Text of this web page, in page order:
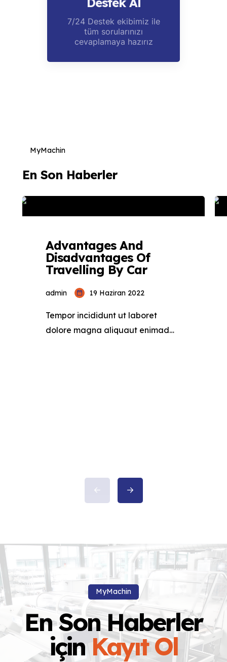
7/24 Destek ekibimiz ile
tüm sorularınızı
cevaplamaya hazırız
MyMachin
En Son Haberler
Advantages And
Disadvantages Of
Travelling By Car
admin 19 Haziran 2022
Tempor incididunt ut laboret
dolore magna aliquaut enimad
enim ad minim veniam […]
MyMachin
En Son Haberler
için Kayıt Ol